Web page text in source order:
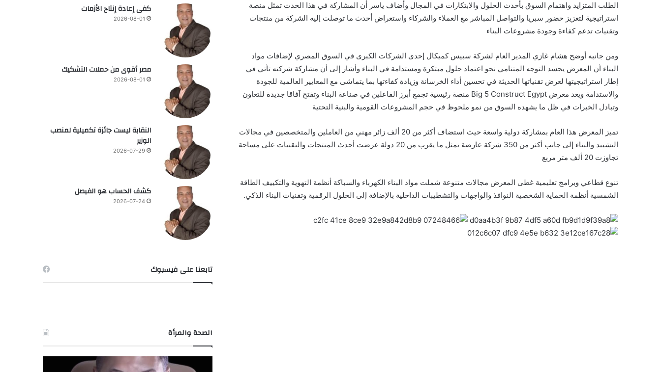
الطلب المتزايد واهتمام السوق بأحدث الحلول والابتكارات في المجال وأضاف ياسر أن المشاركة في هذا الحدث تمثل منصة
استراتيجية لتعزيز حضور سبريا والتواصل المباشر مع العملاء والشركاء واستعراض أحدث ما توصلت إليه الشركة من منتجات
وتقنيات تدعم كفاءة وجودة مشروعات البناء
ومن جانبه أوضح هشام غازي المدير العام لشركة سبيس كميكال إحدى الشركات الكبرى في السوق المصري لإضافات مواد
البناء أن المعرض يجسد التوجه المتنامي نحو اعتماد حلول مبتكرة ومستدامة في البناء وأشار إلى أن مشاركة شركته تأتي في
إطار استراتيجيتها لعرض تقنياتها الحديثة في تحسين أداء الخرسانة وزيادة كفاءتها بما يتماشى مع المعايير العالمية للجودة
والاستدامة ويعد معرض Big 5 Construct Egypt منصة رئيسية تجمع أبرز الفاعلين في صناعة البناء وتفتح آفاقا جديدة للتعاون
وتبادل الخبرات في ظل ما يشهده السوق من نمو ملحوظ في حجم المشروعات القومية والبنية التحتية
تميز المعرض هذا العام بمشاركة دولية واسعة حيث استضاف أكثر من 20 ألف زائر مهني من العاملين والمتخصصين في مجالات
التشييد والبناء إلى جانب أكثر من 350 شركة عارضة تمثل ما يقرب من 20 دولة عرضت أحدث المنتجات والتقنيات على مساحة
تجاوزت 20 ألف متر مربع
تنوع قطاعي وبرامج تعليمية غطى المعرض مجالات متنوعة شملت مواد البناء الكهرباء والسباكة أنظمة التهوية والتكييف الطاقة
الشمسية أنظمة الحماية الشخصية النوافذ والواجهات والتشطيبات الداخلية بالإضافة إلى الحلول الرقمية وتقنيات البناء الذكي.
كفى إعادة إنتاج الأزمات
2026-08-01
مصر أقوى من حملات التشكيك
2026-08-01
النقابة ليست جائزة تكميلية لمنصب
الوزير
2026-07-29
كشف الحساب هو الفيصل
2026-07-24
تابعنا على فيسبوك
الصحة والمرأة